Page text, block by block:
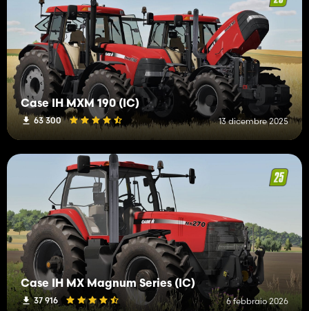
Case IH MXM 190 (IC)
63 300 13 dicembre 2025
Case IH MX Magnum Series (IC)
37 916 6 febbraio 2026